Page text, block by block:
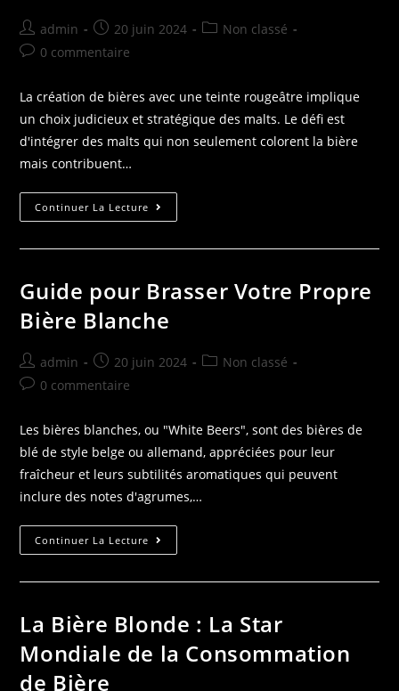
admin 20 juin 2024
Non classé
0 commentaire
La création de bières avec une teinte rougeâtre implique
un choix judicieux et stratégique des malts. Le défi est
d'intégrer des malts qui non seulement colorent la bière
mais contribuent…
Continuer La Lecture
Guide pour Brasser Votre Propre
Bière Blanche
admin 20 juin 2024
Non classé
0 commentaire
Les bières blanches, ou "White Beers", sont des bières de
blé de style belge ou allemand, appréciées pour leur
fraîcheur et leurs subtilités aromatiques qui peuvent
inclure des notes d'agrumes,…
Continuer La Lecture
La Bière Blonde : La Star
Mondiale de la Consommation
de Bière